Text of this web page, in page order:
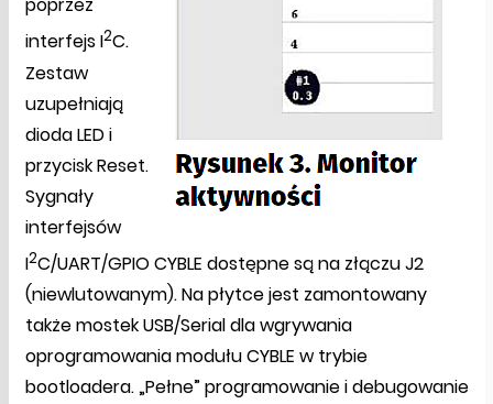
poprzez
interfejs I2C.
Zestaw
uzupełniają
dioda LED i
przycisk Reset.
Sygnały
interfejsów
I2C/UART/GPIO CYBLE dostępne są na złączu J2
(niewlutowanym). Na płytce jest zamontowany
także mostek USB/Serial dla wgrywania
oprogramowania modułu CYBLE w trybie
bootloadera. „Pełne” programowanie i debugowanie